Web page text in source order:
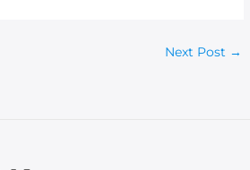
Next Post →